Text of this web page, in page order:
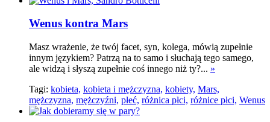
Wenus kontra Mars
Masz wrażenie, że twój facet, syn, kolega, mówią zupełnie
innym językiem? Patrzą na to samo i słuchają tego samego,
ale widzą i słyszą zupełnie coś innego niż ty?... »
Tagi: kobieta, kobieta i mężczyzna, kobiety, Mars,
mężczyzna, mężczyźni, płeć, różnica płci, różnice płci, Wenus